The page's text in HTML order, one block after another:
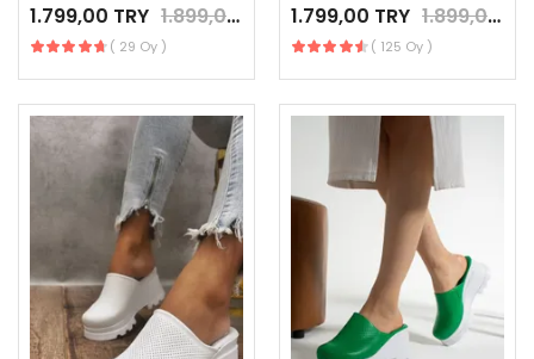
1.799,00 TRY 1.899,00 TRY
( 29 Oy )
1.799,00 TRY 1.899,00 TRY
( 125 Oy )